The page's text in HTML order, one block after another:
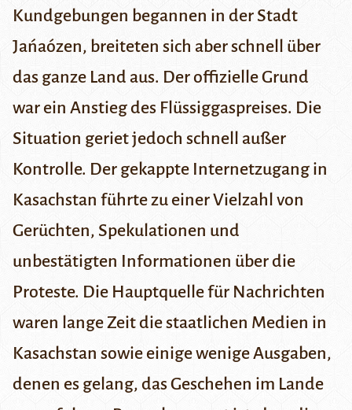
Kundgebungen begannen in der Stadt
Jańaózen, breiteten sich aber schnell über
das ganze Land aus. Der offizielle Grund
war ein Anstieg des Flüssiggaspreises. Die
Situation geriet jedoch schnell außer
Kontrolle. Der gekappte Internetzugang in
Kasachstan führte zu einer Vielzahl von
Gerüchten, Spekulationen und
unbestätigten Informationen über die
Proteste. Die Hauptquelle für Nachrichten
waren lange Zeit die staatlichen Medien in
Kasachstan sowie einige wenige Ausgaben,
denen es gelang, das Geschehen im Lande